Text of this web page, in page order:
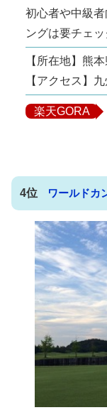
初心者や中級
ングは要チェッ
【所在地】熊
【アクセス】
楽天GORA
4位 ワールドカ